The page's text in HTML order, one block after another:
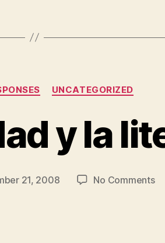
Categories
UNCATEGORIZED
y la
21, 2008 No Commentson